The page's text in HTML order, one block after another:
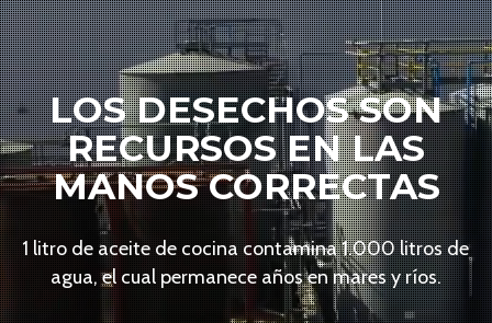
LOS DESECHOS SON
RECURSOSEN LAS
MANOS CORRECTAS
1 litro de aceite de cocina contamina 1.000 litros de
agua, el cual permanece años en mares y ríos.